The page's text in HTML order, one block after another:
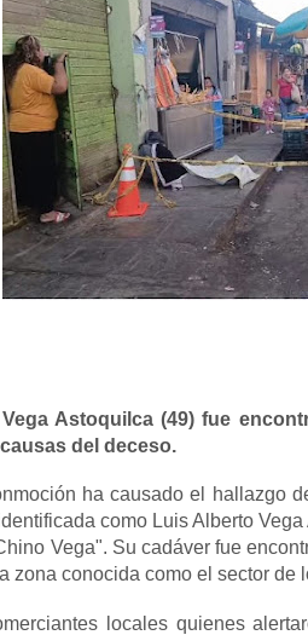
Astoquilca (49) fue
del deceso.
ha causado el hallazgo
como Luis Alberto
Vega". Su cadáver fue
zona conocida como el sector de
locales quienes